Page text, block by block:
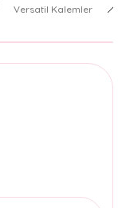
Versatil Kalemler